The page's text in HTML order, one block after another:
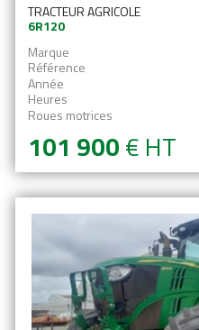
TRACTEUR AGRICOLE
6R120
Marque
Référence
Année
Heures
Roues motrices
101 900€ HT